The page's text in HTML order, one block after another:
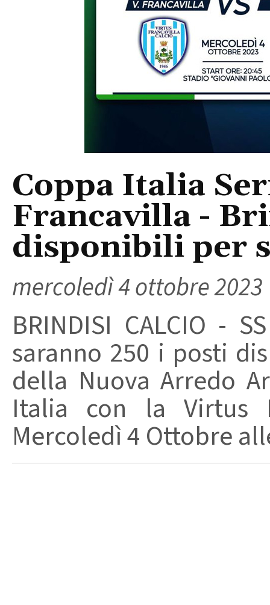
Coppa Italia
Francavilla -
disponibili per
mercoledì 4 ottobre 2023
BRINDISI CALCIO -
saranno 250 i posti
della Nuova Arredo
Italia con la Virtus
Mercoledì 4 Ottobre